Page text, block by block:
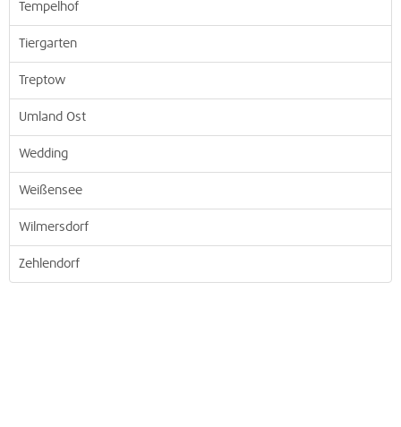
Tempelhof
Tiergarten
Treptow
Umland Ost
Wedding
Weißensee
Wilmersdorf
Zehlendorf